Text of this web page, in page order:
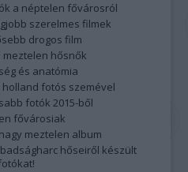
a néptelen fővárosról
szerelmes filmek
drogos film
meztelen hősnők
és anatómia
fotós szemével
fotók 2015-ből
fővárosiak
meztelen album
hőseiről készült